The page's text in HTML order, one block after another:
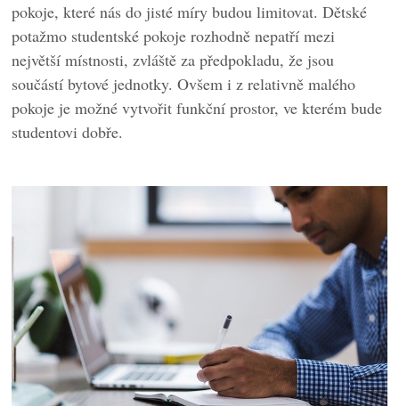
pokoje, které nás do jisté míry budou limitovat. Dětské
potažmo studentské pokoje rozhodně nepatří mezi
největší místnosti, zvláště za předpokladu, že jsou
součástí bytové jednotky. Ovšem i z relativně malého
pokoje je možné vytvořit funkční prostor, ve kterém bude
studentovi dobře.